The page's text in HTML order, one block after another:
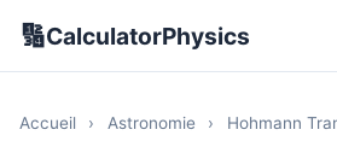
🔢CalculatorPhysics
Accueil › Astronomie › Hohmann